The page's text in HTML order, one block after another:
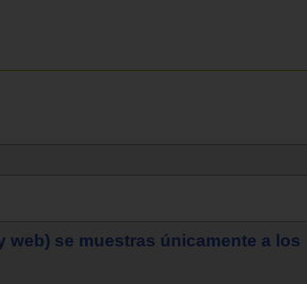
se muestras únicamente a los